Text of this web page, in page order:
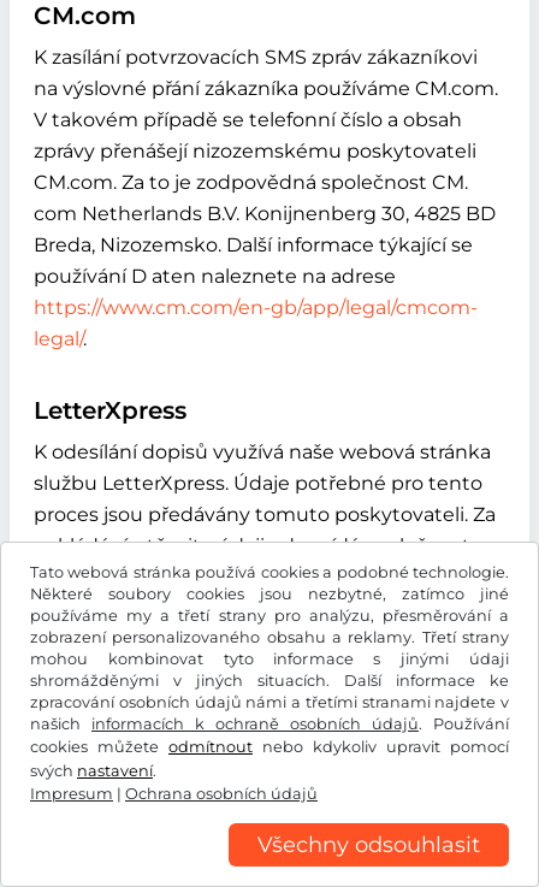
Tato webová stránka používá cookies a podobné technologie.
Některé soubory cookies jsou nezbytné, zatímco jiné
používáme my a třetí strany pro analýzu, přesměrování a
zobrazení personalizovaného obsahu a reklamy. Třetí strany
mohou kombinovat tyto informace s jinými údaji
shromážděnými v jiných situacích. Další informace ke
zpracování osobních údajů námi a třetími stranami najdete v
našich informacích k ochraně osobních údajů. Používání
cookies můžete odmítnout nebo kdykoliv upravit pomocí
svých nastavení.
Impresum | Ochrana osobních údajů
Všechny odsouhlasit
CM.com
K zasílání potvrzovacích SMS zpráv zákazníkovi
na výslovné přání zákazníka používáme CM.com.
V takovém případě se telefonní číslo a obsah
zprávy přenášejí nizozemskému poskytovateli
CM.com. Za to je zodpovědná společnost CM.
com Netherlands B.V. Konijnenberg 30, 4825 BD
Breda, Nizozemsko. Další informace týkající se
používání D aten naleznete na adrese
https://www.cm.com/en-gb/app/legal/cmcom-
legal/.
LetterXpress
K odesílání dopisů využívá naše webová stránka
službu LetterXpress. Údaje potřebné pro tento
proces jsou předávány tomuto poskytovateli. Za
nakládání s těmito údaji odpovídá společnost
A&O Fischer GmbH & Co KG, Maybachstraße 9,
21423 Winsen (Luhe), Německo. Další informace
najdete na této adrese:
https://www.letterxpress.de/ueber-
uns/datenschutz.
Státní Fond Dopravní Infrastruktury
známku pro vozidla registrovaná v České